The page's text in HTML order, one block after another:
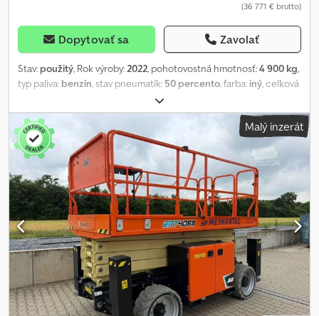
(36 771 € brutto)
Dopytovať sa Zavolať
Stav: použitý, Rok výroby:2022, pohotovostná hmotnosť:4 900 kg,
typ paliva: benzín, stav pneumatík: 50 percento, farba: iný, celková
Malý inzerát